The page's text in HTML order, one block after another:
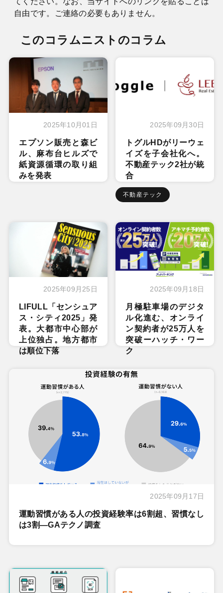
自由です。ご連絡の必要もありません。
このコラムニストのコラム
2025年10月01日
エプソン販売と森ビ
ル、麻布台ヒルズで
紙資源循環の取り組
みを発表
2025年09月30日
トグルHDがリーウェ
イズを子会社化へ。
不動産テック2社が統
合
不動産テック
2025年09月25日
LIFULL「センシュア
ス・シティ2025」発
表。大都市中心部が
上位独占。地方都市
は順位下落
2025年09月18日
月極駐車場のデジタ
ル化進む、オンライ
ン契約者が25万人を
突破ーハッチ・ワー
ク
2025年09月17日
運動習慣がある人の投資経験率は6割超、習慣なし
は3割―GAテクノ調査